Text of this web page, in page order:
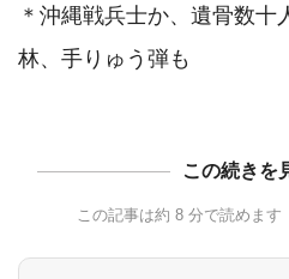
＊沖縄戦兵士か、遺骨数十
この続きを
この記事は約 8 分で読めま